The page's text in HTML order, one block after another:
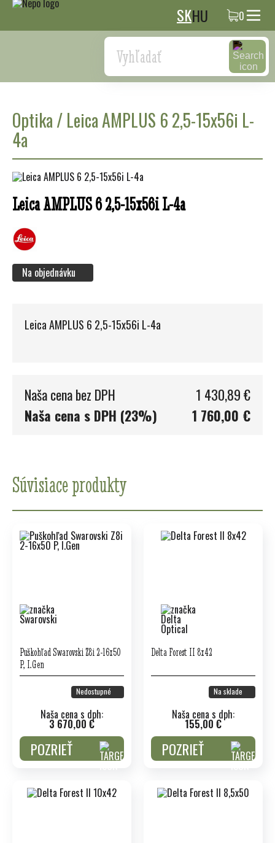
SKHU 0
Search
Optika/Leica AMPLUS 6 2,5-15x56i L-
4a
Leica AMPLUS 6 2,5-15x56i L-4a
Na objednávku
Leica AMPLUS 6 2,5-15x56i L-4a
Naša cena bez DPH
1 430,89 €
Naša cena s DPH (23%)
1 760,00 €
Súvisiace produkty
Puškohľad Swarovski Z8i 2-16x50
P, I.Gen
Nedostupné
Naša cena s dph:
3 670,00 €
POZRIEŤ
Delta Forest II 8x42
Na sklade
Naša cena s dph:
155,00 €
POZRIEŤ